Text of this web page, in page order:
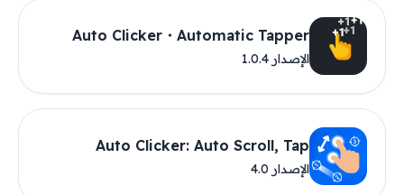
Auto Clicker・Automatic Tapper
الإصدار 1.0.4
Auto Clicker: Auto Scroll, Tap
الإصدار 4.0